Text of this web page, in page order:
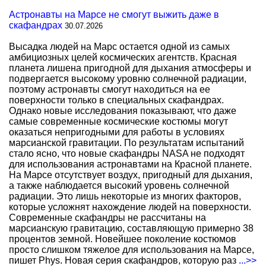
Астронавты на Марсе не смогут выжить даже в
скафандрах 30.07.2026
Высадка людей на Марс остается одной из самых
амбициозных целей космических агентств. Красная
планета лишена пригодной для дыхания атмосферы и
подвергается высокому уровню солнечной радиации,
поэтому астронавты смогут находиться на ее
поверхности только в специальных скафандрах.
Однако новые исследования показывают, что даже
самые современные космические костюмы могут
оказаться непригодными для работы в условиях
марсианской гравитации. По результатам испытаний
стало ясно, что новые скафандры NASA не подходят
для использования астронавтами на Красной планете.
На Марсе отсутствует воздух, пригодный для дыхания,
а также наблюдается высокий уровень солнечной
радиации. Это лишь некоторые из многих факторов,
которые усложнят нахождение людей на поверхности.
Современные скафандры не рассчитаны на
марсианскую гравитацию, составляющую примерно 38
процентов земной. Новейшее поколение костюмов
просто слишком тяжелое для использования на Марсе,
пишет Phys. Новая серия скафандров, которую раз ...>>